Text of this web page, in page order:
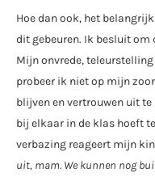
Hoe dan ook, het
dit gebeuren. Ik besluit om
Mijn onvrede,
probeer ik niet op mijn
blijven en vertrouwen uit
bij elkaar in de klas hoeft
verbazing reageert mijn
uit, mam. We kunnen nog